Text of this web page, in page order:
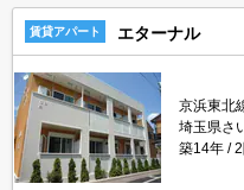
賃貸アパート エターナル
京浜東北
埼玉県さ
築14年